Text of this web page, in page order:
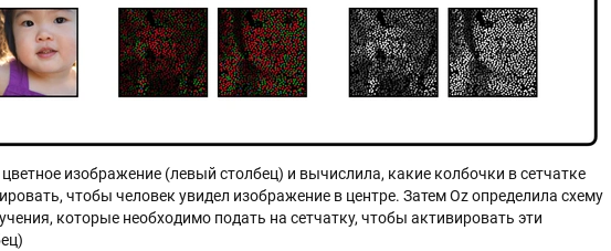
изображение (левый столбец) и вычислила, какие колбочки в сетчатке
чтобы человек увидел изображение в центре. ЗатемOz определила схему
которые необходимо подать на сетчатку, чтобы активировать эти